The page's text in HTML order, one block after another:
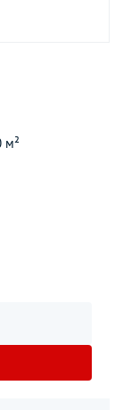
м²